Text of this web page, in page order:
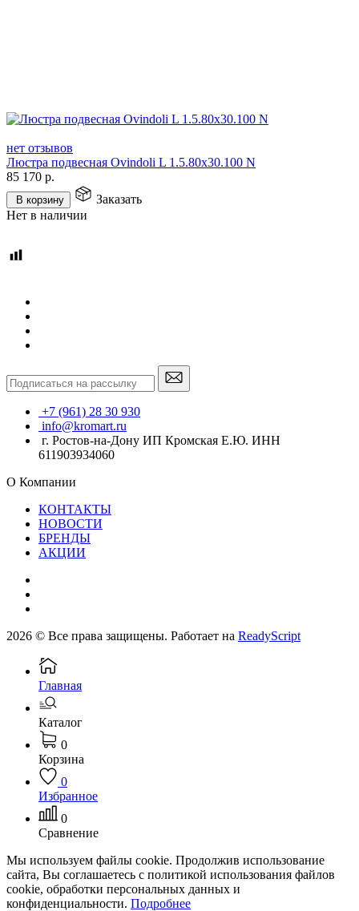
нет отзывов
Люстра подвесная Ovindoli L 1.5.80x30.100 N
85 170 р.
В корзину
Заказать
Нет в наличии
+7 (961) 28 30 930
info@kromart.ru
г. Ростов-на-Дону ИП Кромская Е.Ю. ИНН
611903934060
О Компании
КОНТАКТЫ
НОВОСТИ
БРЕНДЫ
АКЦИИ
2026 © Все права защищены. Работает на ReadyScript
Главная
Каталог
0
Корзина
0
Избранное
0
Сравнение
Мы используем файлы cookie. Продолжив использование
сайта, Вы соглашаетесь с политикой использования файлов
cookie, обработки персональных данных и
конфиденциальности. Подробнее